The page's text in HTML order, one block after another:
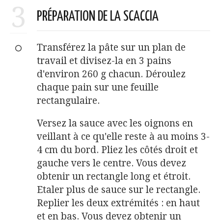
3 PRÉPARATION DE LA SCACCIA
Transférez la pâte sur un plan de
travail et divisez-la en 3 pains
d'environ 260 g chacun. Déroulez
chaque pain sur une feuille
rectangulaire.
Versez la sauce avec les oignons en
veillant à ce qu'elle reste à au moins 3-
4 cm du bord. Pliez les côtés droit et
gauche vers le centre. Vous devez
obtenir un rectangle long et étroit.
Etaler plus de sauce sur le rectangle.
Replier les deux extrémités : en haut
et en bas. Vous devez obtenir un